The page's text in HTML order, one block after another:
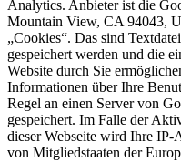
Analytics. Anbieter ist die
Mountain View, CA 94043,
„Cookies“. Das sind
gespeichert werden und die
Website durch Sie
Informationen über Ihre
Regel an einen Server von
gespeichert. Im Falle der
dieser Webseite wird Ihre IP-
von Mitgliedstaaten der